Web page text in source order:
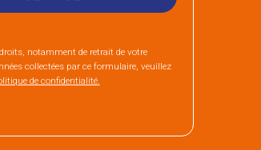
notamment de retrait de votre
collectées par ce formulaire, veuillez
de confidentialité.